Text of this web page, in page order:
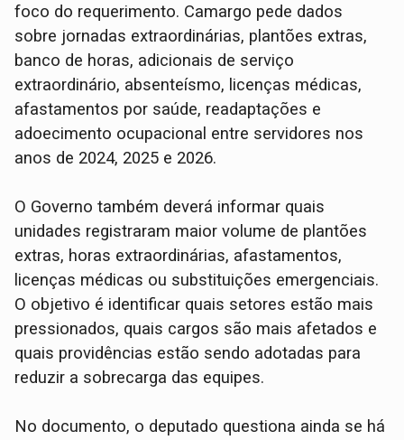
foco do requerimento. Camargo pede dados
sobre jornadas extraordinárias, plantões extras,
banco de horas, adicionais de serviço
extraordinário, absenteísmo, licenças médicas,
afastamentos por saúde, readaptações e
adoecimento ocupacional entre servidores nos
anos de 2024, 2025 e 2026.
O Governo também deverá informar quais
unidades registraram maior volume de plantões
extras, horas extraordinárias, afastamentos,
licenças médicas ou substituições emergenciais.
O objetivo é identificar quais setores estão mais
pressionados, quais cargos são mais afetados e
quais providências estão sendo adotadas para
reduzir a sobrecarga das equipes.
No documento, o deputado questiona ainda se há